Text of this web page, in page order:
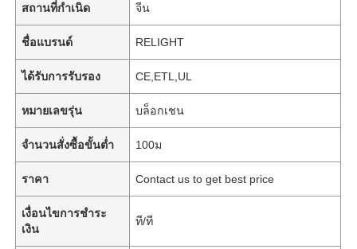
สถานที่กำเนิด จีน
ชื่อแบรนด์ RELIGHT
ได้รับการรับรอง CE,ETL,UL
หมายเลขรุ่น บล็อกเชน
จำนวนสั่งซื้อขั้นต่ำ 100ม
ราคา Contact us to get best price
เงื่อนไขการชำระ
เงิน
ที/ที